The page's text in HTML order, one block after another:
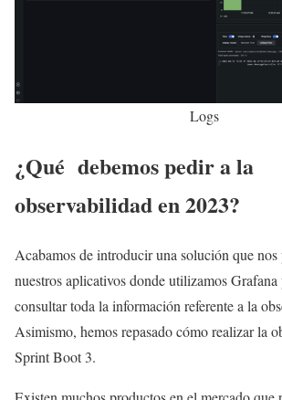
Logs
¿Qué debemos pedir a la
observabilidad en 2023?
Acabamos de introducir una solución que
nuestros aplicativos donde utilizamos Grafana
consultar toda la información referente a la
Asimismo, hemos repasado cómo realizar la
Sprint Boot 3.